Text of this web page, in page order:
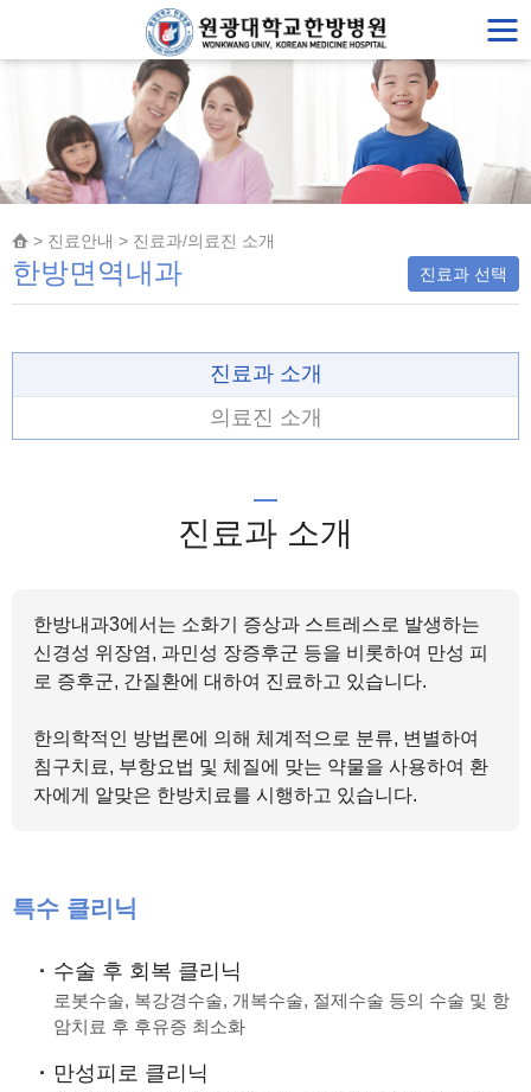
> 진료안내 > 진료과/의료진 소개
한방면역내과 진료과 선택
진료과 소개
의료진 소개
진료과 소개